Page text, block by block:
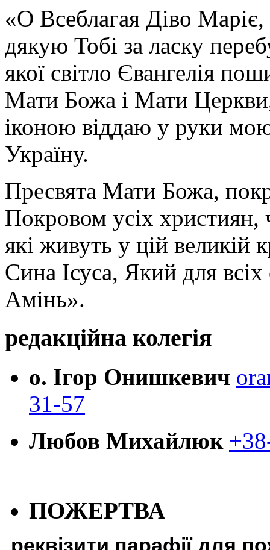
«О Всеблагая Діво
дякую Тобі за ласку
якої світло Євангелія
Мати Божа і Мати
іконою віддаю у руки
Україну.
Пресвята Мати Божа,
Покровом усіх християн,
які живуть у цій великій
Сина Ісуса, Який для
Амінь».
редакційна колегія
о. Ігор Онишкевич
31-57
Любов Михайлюк
ПОЖЕРТВА
реквізити парафії для